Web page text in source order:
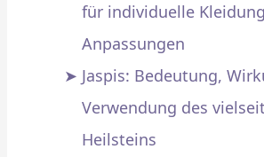
für individuelle
Anpassungen
Jaspis: Bedeutung,
Verwendung des
Heilsteins